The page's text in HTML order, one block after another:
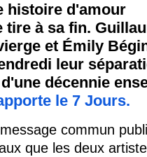
histoire d'amour
tire à sa fin.
et Émily
leur
décennie
le 7 Jours.
commun
que les deux